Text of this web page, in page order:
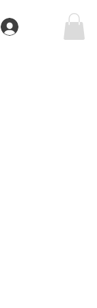
Iniciar sesión